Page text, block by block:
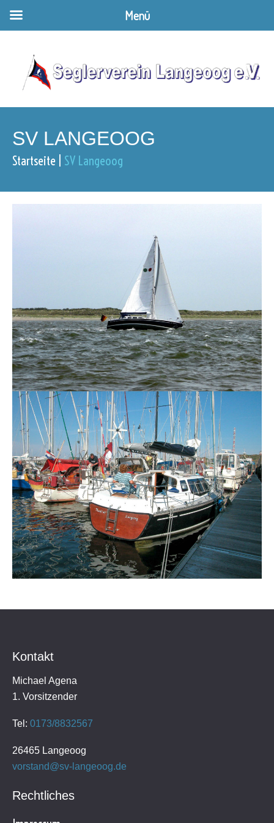
SV LANGEOOG
Startseite SV Langeoog
Kontakt
Michael Agena
1. Vorsitzender
Tel: 0173/8832567
26465 Langeoog
vorstand@sv-langeoog.de
Rechtliches
Menü